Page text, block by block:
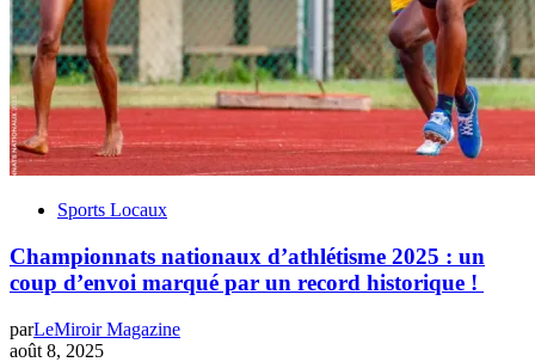
Sports Locaux
Championnats nationaux d’athlétisme 2025 : un
coup d’envoi marqué par un record historique !
parLeMiroir Magazine
août 8, 2025